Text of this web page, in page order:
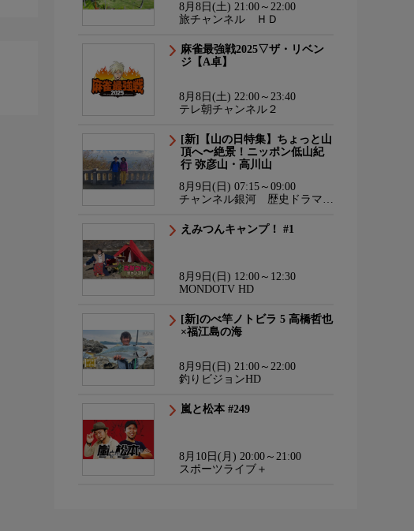
8月8日(土) 21:00～22:00
旅チャンネル ＨＤ
麻雀最強戦2025▽ザ・リベン
ジ【A卓】
8月8日(土) 22:00～23:40
テレ朝チャンネル２
[新]【山の日特集】ちょっと山
頂へ〜絶景！ニッポン低山紀
行 弥彦山・高川山
8月9日(日) 07:15～09:00
チャンネル銀河 歴史ドラマ・
えみつんキャンプ！ #1
8月9日(日) 12:00～12:30
MONDOTV HD
[新]のべ竿ノトビラ 5 高橋哲也
×福江島の海
8月9日(日) 21:00～22:00
釣りビジョンHD
嵐と松本 #249
8月10日(月) 20:00～21:00
スポーツライブ＋